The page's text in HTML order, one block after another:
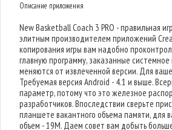
Описание приложения
New Basketball Coach 3 PRO - правильная
элитным производителем приложений
копирования игры вам надобно
главную программу, заказанные
меняются от извлеченной версии. Для
Требуемая версия Android - 4.1 и выше.
параметр, потому что это железное
разработчиков. Впоследствии сверьте
планшете вакантного объема памяти, для
объем - 19M. Даем совет вам добыть